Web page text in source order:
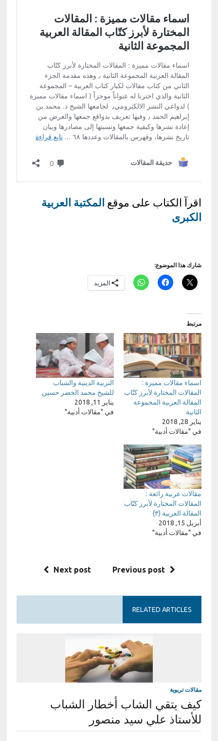
اقرآ الكتاب على موقع المكتبة العربية
الكبرى
شارك هذا الموضوع:
المزيد
مرتبط
اسماء مقالات مميزة :
المقالات المختارة لأبرز كتّاب
المقالة العربية المجموعة
الثانية
يناير 28, 2018
في "مقالات أدبية"
التربية الدينية والشباب
للشيخ محمد الخضر حسين
يناير 11, 2018
في "مقالات أدبية"
مقالات عربية رائعة :
المقالات المختارة لأبرز كتّاب
المقالة العربية (٣)
أبريل 15, 2018
في "مقالات أدبية"
Previous post
Next post
RELATED ARTICLES
مقالات تربوية
كيف يتقي الشاب أخطار الشباب
للأستاذ علي سيد منصور